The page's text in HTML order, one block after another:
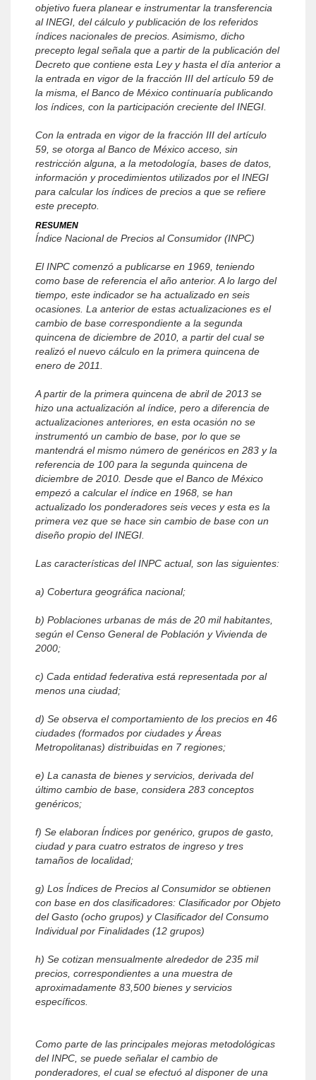
objetivo fuera planear e instrumentar la transferencia
al INEGI, del cálculo y publicación de los referidos
índices nacionales de precios. Asimismo, dicho
precepto legal señala que a partir de la publicación del
Decreto que contiene esta Ley y hasta el día anterior a
la entrada en vigor de la fracción III del artículo 59 de
la misma, el Banco de México continuaría publicando
los índices, con la participación creciente del INEGI.
Con la entrada en vigor de la fracción III del artículo
59, se otorga al Banco de México acceso, sin
restricción alguna, a la metodología, bases de datos,
información y procedimientos utilizados por el INEGI
para calcular los índices de precios a que se refiere
este precepto.
RESUMEN
Índice Nacional de Precios al Consumidor (INPC)
El INPC comenzó a publicarse en 1969, teniendo
como base de referencia el año anterior. A lo largo del
tiempo, este indicador se ha actualizado en seis
ocasiones. La anterior de estas actualizaciones es el
cambio de base correspondiente a la segunda
quincena de diciembre de 2010, a partir del cual se
realizó el nuevo cálculo en la primera quincena de
enero de 2011.
A partir de la primera quincena de abril de 2013 se
hizo una actualización al índice, pero a diferencia de
actualizaciones anteriores, en esta ocasión no se
instrumentó un cambio de base, por lo que se
mantendrá el mismo número de genéricos en 283 y la
referencia de 100 para la segunda quincena de
diciembre de 2010. Desde que el Banco de México
empezó a calcular el índice en 1968, se han
actualizado los ponderadores seis veces y esta es la
primera vez que se hace sin cambio de base con un
diseño propio del INEGI.
Las características del INPC actual, son las siguientes:
a) Cobertura geográfica nacional;
b) Poblaciones urbanas de más de 20 mil habitantes,
según el Censo General de Población y Vivienda de
2000;
c) Cada entidad federativa está representada por al
menos una ciudad;
d) Se observa el comportamiento de los precios en 46
ciudades (formados por ciudades y Áreas
Metropolitanas) distribuidas en 7 regiones;
e) La canasta de bienes y servicios, derivada del
último cambio de base, considera 283 conceptos
genéricos;
f) Se elaboran Índices por genérico, grupos de gasto,
ciudad y para cuatro estratos de ingreso y tres
tamaños de localidad;
g) Los Índices de Precios al Consumidor se obtienen
con base en dos clasificadores: Clasificador por Objeto
del Gasto (ocho grupos) y Clasificador del Consumo
Individual por Finalidades (12 grupos)
h) Se cotizan mensualmente alrededor de 235 mil
precios, correspondientes a una muestra de
aproximadamente 83,500 bienes y servicios
específicos.
Como parte de las principales mejoras metodológicas
del INPC, se puede señalar el cambio de
ponderadores, el cual se efectuó al disponer de una